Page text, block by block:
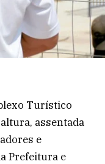
Turístico
assentada
e
Prefeitura e